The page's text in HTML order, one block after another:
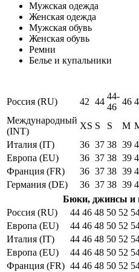
Мужская одежда
Женская одежда
Мужская обувь
Женская обувь
Ремни
Белье и купальники
Россия (RU)
42 44
44-
46
46
Международный
(INT)
XS S S M
Италия (IT)
36 37 38 39
Европа (EU)
36 37 38 39
Франция (FR)
36 37 38 39
Германия (DE)
36 37 38 39
Бюки, джинсы и
Россия (RU)
44 46 48 50 52
Европа (EU)
44 46 48 50 52
Италия (IT)
44 46 48 50 52
Европа (EU)
44 46 48 50 52
Франция (FR) 44 46 48 50 52